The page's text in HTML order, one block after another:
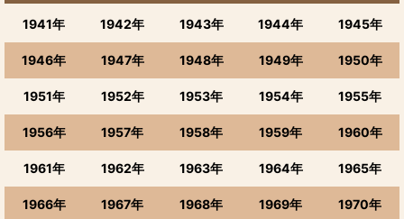
1941年 1942年 1943年 1944年 1945年
1946年 1947年 1948年 1949年 1950年
1951年 1952年 1953年 1954年 1955年
1956年 1957年 1958年 1959年 1960年
1961年 1962年 1963年 1964年 1965年
1966年 1967年 1968年 1969年 1970年